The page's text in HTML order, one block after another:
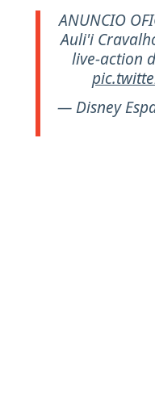
ANUNCIO
Auli'i
live-action
— Disney